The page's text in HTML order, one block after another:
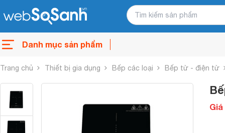
Danh mục sản phẩm
Trang chủ Thiết bị gia dụng Bếp các loại Bếp từ - điện từ
Giá